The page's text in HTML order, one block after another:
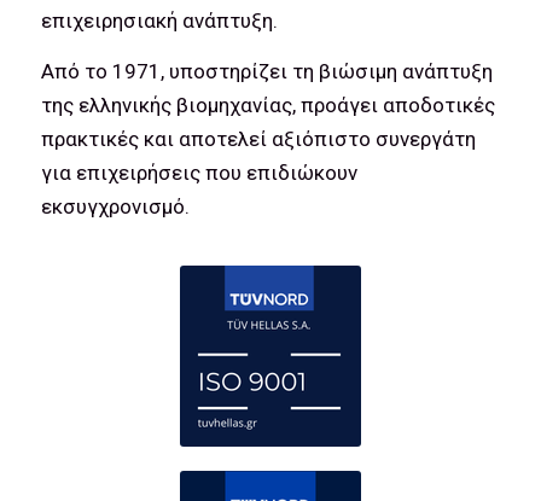
επιχειρησιακή ανάπτυξη.
Από το 1971, υποστηρίζει τη βιώσιμη ανάπτυξη
της ελληνικής βιομηχανίας, προάγει αποδοτικές
πρακτικές και αποτελεί αξιόπιστο συνεργάτη
για επιχειρήσεις που επιδιώκουν
εκσυγχρονισμό.